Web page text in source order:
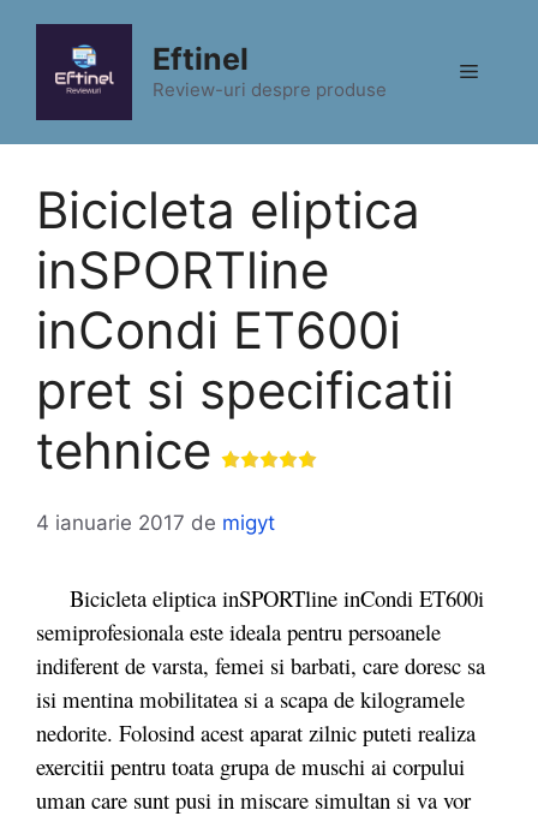
conținut
Eftinel
Review-uri despre produse
Meniu
Bicicleta eliptica
inSPORTline
inCondi ET600i
pret si specificatii
tehnice
4 ianuarie 2017 de migyt
Bicicleta eliptica inSPORTline inCondi ET600i
semiprofesionala este ideala pentru persoanele
indiferent de varsta, femei si barbati, care doresc sa
isi mentina mobilitatea si a scapa de kilogramele
nedorite. Folosind acest aparat zilnic puteti realiza
exercitii pentru toata grupa de muschi ai corpului
uman care sunt pusi in miscare simultan si va vor